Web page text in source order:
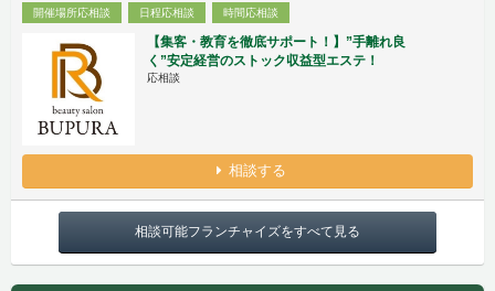
開催場所応相談 日程応相談 時間応相談
【集客・教育を徹底サポート！】”手離れ良
く”安定経営のストック収益型エステ！
応相談
相談する
相談可能フランチャイズをすべて見る